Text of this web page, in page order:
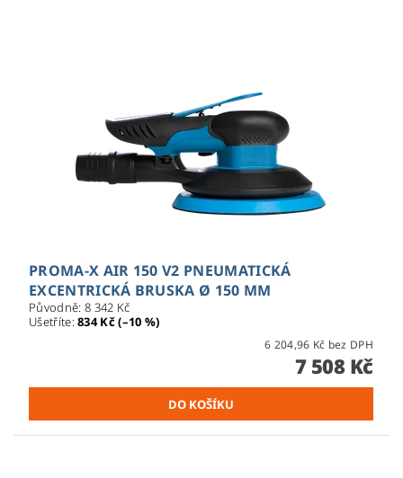
PROMA-X AIR 150 V2 PNEUMATICKÁ
EXCENTRICKÁ BRUSKA Ø 150 MM
Původně: 8 342 Kč
Ušetříte:834 Kč (–10 %)
6 204,96 Kč bez DPH
7 508 Kč